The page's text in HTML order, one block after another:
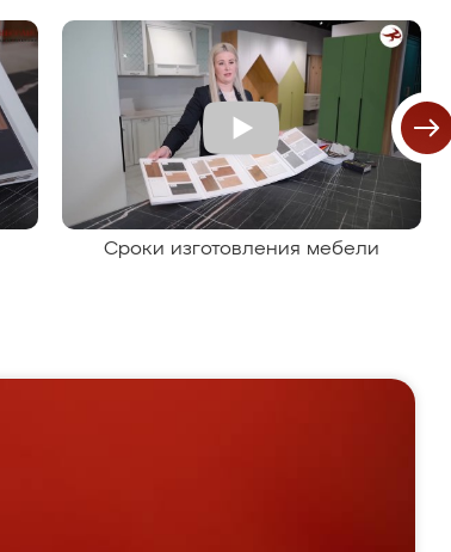
Сроки изготовления мебели